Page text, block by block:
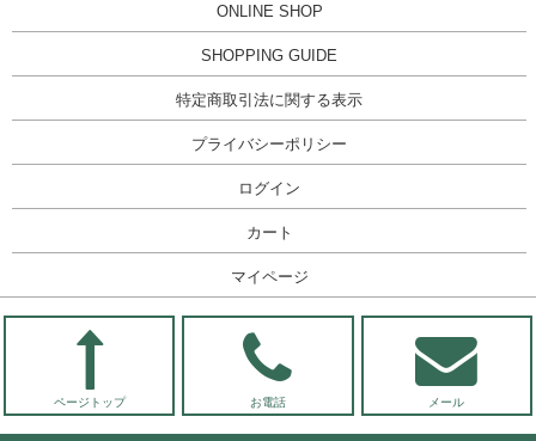
ONLINE SHOP
SHOPPING GUIDE
特定商取引法に関する表示
プライバシーポリシー
ログイン
カート
マイページ
ページトップ お電話 メール